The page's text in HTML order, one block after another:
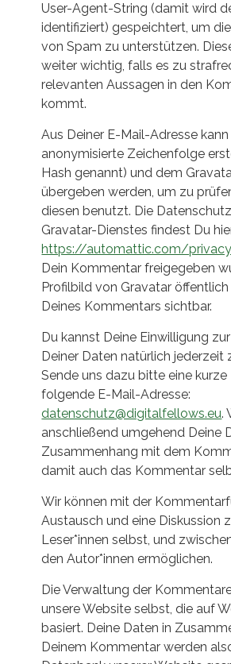
User-Agent-String (damit wird
identifiziert) gespeichtert, um
von Spam zu unterstützen.
weiter wichtig, falls es zu
relevanten Aussagen in den
kommt.
Aus Deiner E-Mail-Adresse kann
anonymisierte Zeichenfolge
Hash genannt) und dem
übergeben werden, um zu
diesen benutzt. Die
Gravatar-Dienstes findest Du
https://automattic.com/
Dein Kommentar freigegeben
Profilbild von Gravatar
Deines Kommentars sichtbar.
Du kannst Deine Einwilligung
Deiner Daten natürlich jederzeit
Sende uns dazu bitte eine kurze
folgende E-Mail-Adresse:
datenschutz@digitalfellows.eu.
anschließend umgehend Deine
Zusammenhang mit dem
damit auch das Kommentar
Wir können mit der
Austausch und eine Diskussion
Leser*innen selbst, und
den Autor*innen ermöglichen.
Die Verwaltung der
unsere Website selbst, die auf
basiert. Deine Daten in
Deinem Kommentar werden